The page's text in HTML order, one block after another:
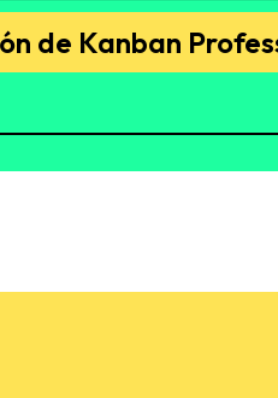
de Kanban